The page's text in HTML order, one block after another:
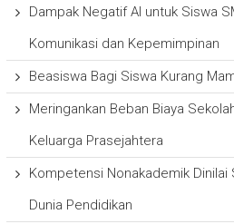
Dampak Negatif AI untuk Siswa
Komunikasi dan Kepemimpinan
Beasiswa Bagi Siswa Kurang
Meringankan Beban Biaya
Keluarga Prasejahtera
Kompetensi Nonakademik Dinilai
Dunia Pendidikan